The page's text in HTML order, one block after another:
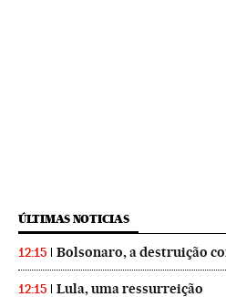
ÚLTIMAS NOTICIAS
12:15 Bolsonaro, a destruição
12:15 Lula, uma ressurreição